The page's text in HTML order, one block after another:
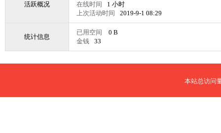
活跃概况
在线时间
1 小时
上次活动时间
2019-9-1 08:29
统计信息
已用空间
0 B
金钱
33
本站总访问